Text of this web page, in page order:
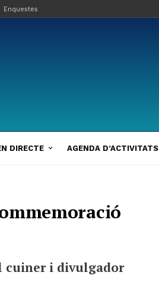
Enquestes
DIRECTE AGENDA D’ACTIVITATS
cuiner i divulgador